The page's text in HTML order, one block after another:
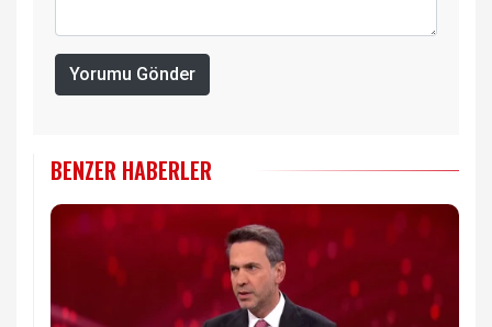
Yorumu Gönder
BENZER HABERLER